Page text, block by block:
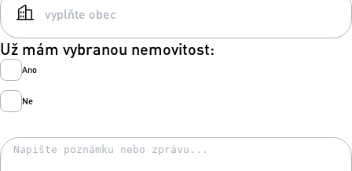
Už mám vybranou nemovitost:
Ano
Ne